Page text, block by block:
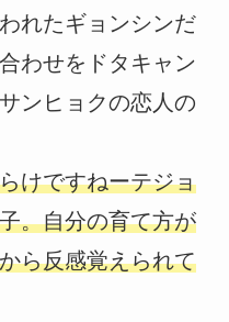
れたギョンシンだ
わせをドタキャン
ンヒョクの恋人の
けですねーテジョ
。自分の育て方が
ら反感覚えられて